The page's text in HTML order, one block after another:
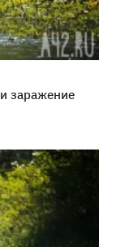
заражение